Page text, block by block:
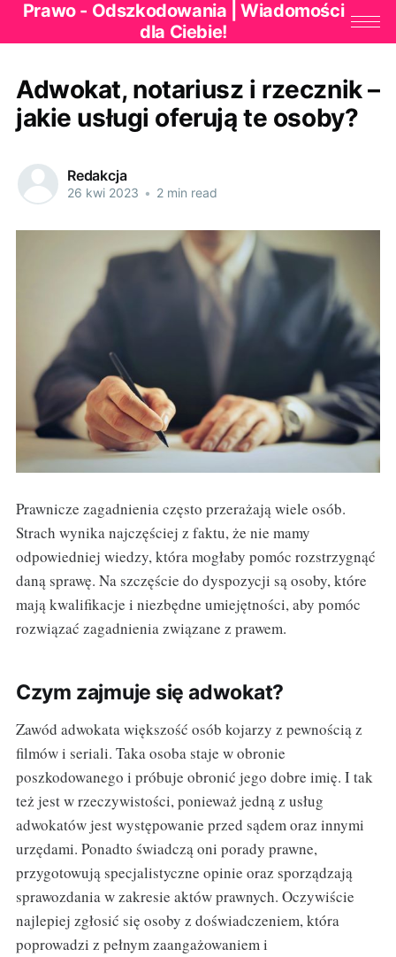
Prawo - Odszkodowania | Wiadomości
dla Ciebie!
Adwokat, notariusz i rzecznik –
jakie usługi oferują te osoby?
Redakcja
26 kwi 2023 • 2 min read
Prawnicze zagadnienia często przerażają wiele osób.
Strach wynika najczęściej z faktu, że nie mamy
odpowiedniej wiedzy, która mogłaby pomóc rozstrzygnąć
daną sprawę. Na szczęście do dyspozycji są osoby, które
mają kwalifikacje i niezbędne umiejętności, aby pomóc
rozwiązać zagadnienia związane z prawem.
Czym zajmuje się adwokat?
Zawód adwokata większość osób kojarzy z pewnością z
filmów i seriali. Taka osoba staje w obronie
poszkodowanego i próbuje obronić jego dobre imię. I tak
też jest w rzeczywistości, ponieważ jedną z usług
adwokatów jest występowanie przed sądem oraz innymi
urzędami. Ponadto świadczą oni porady prawne,
przygotowują specjalistyczne opinie oraz sporządzają
sprawozdania w zakresie aktów prawnych. Oczywiście
najlepiej zgłosić się osoby z doświadczeniem, która
poprowadzi z pełnym zaangażowaniem i